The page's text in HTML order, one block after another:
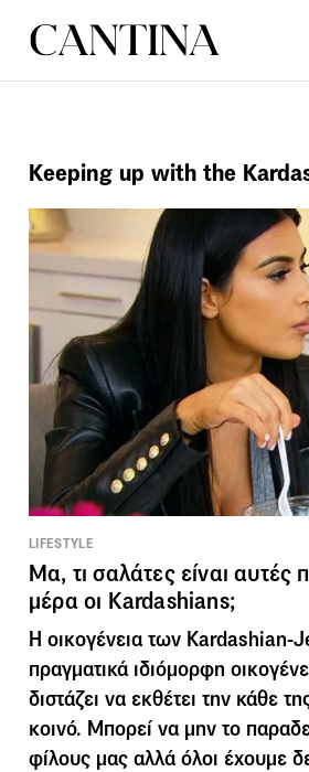
ΣΥΝΤΑΓΕΣ
Keeping up with the
LIFESTYLE
Μα, τι σαλάτες είναι
μέρα οι Kardashians;
Η οικογένεια των Kardashian-
πραγματικά ιδιόμορφη
διστάζει να εκθέτει την κάθε
κοινό. Μπορεί να μην το
φίλους μας αλλά όλοι έχουμε